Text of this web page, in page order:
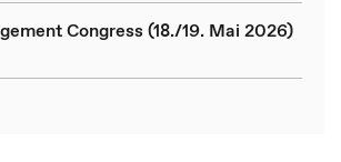
Congress (18./19. Mai 2026)